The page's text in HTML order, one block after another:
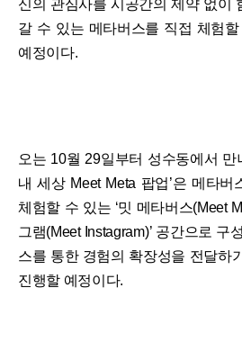
신의 관심사를 시공간의 제약 없이
갈 수 있는 메타버스를 직접 체험
예정이다.
오는 10월 29일부터 성수동에서 만
내 세상 Meet Meta 팝업’은 메타버
체험할 수 있는 ‘밋 메타버스(Meet
그램(Meet Instagram)’ 공간으로 구
스를 통한 경험의 확장성을 전달하
진행할 예정이다.